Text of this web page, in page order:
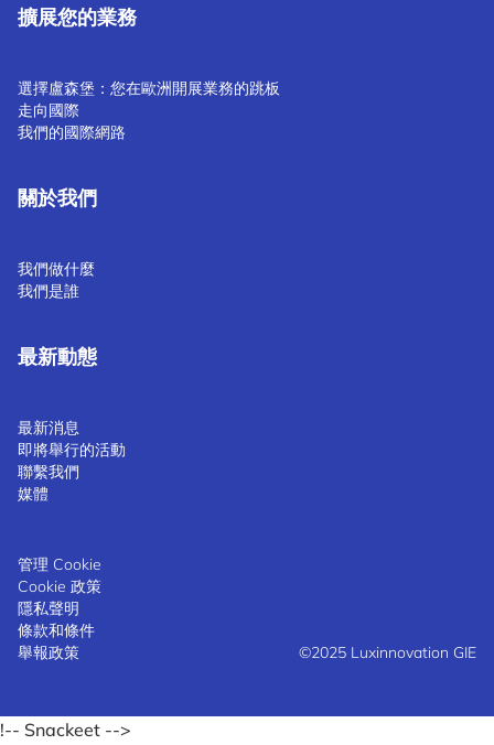
擴展您的業務
選擇盧森堡：您在歐洲開展業務的跳板
走向國際
我們的國際網路
關於我們
我們做什麼
我們是誰
最新動態
最新消息
即將舉行的活動
聯繫我們
媒體
管理 Cookie
Cookie 政策
隱私聲明
條款和條件
舉報政策
©2025 Luxinnovation GIE
!-- Snackeet -->